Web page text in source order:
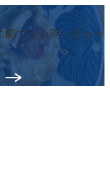
するお問い合わせ